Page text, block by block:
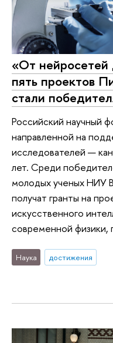
«От нейросетей
пять проектов
стали
Российский научный
направленной на
исследователей —
лет. Среди
молодых ученых НИУ
получат гранты на
искусственного
современной физики,
Наука достижения